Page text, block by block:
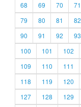
68
69 70 71
79
80 81 82
90
91 92 93
100
101 102
109
110 111
118
119 120
127
128 129